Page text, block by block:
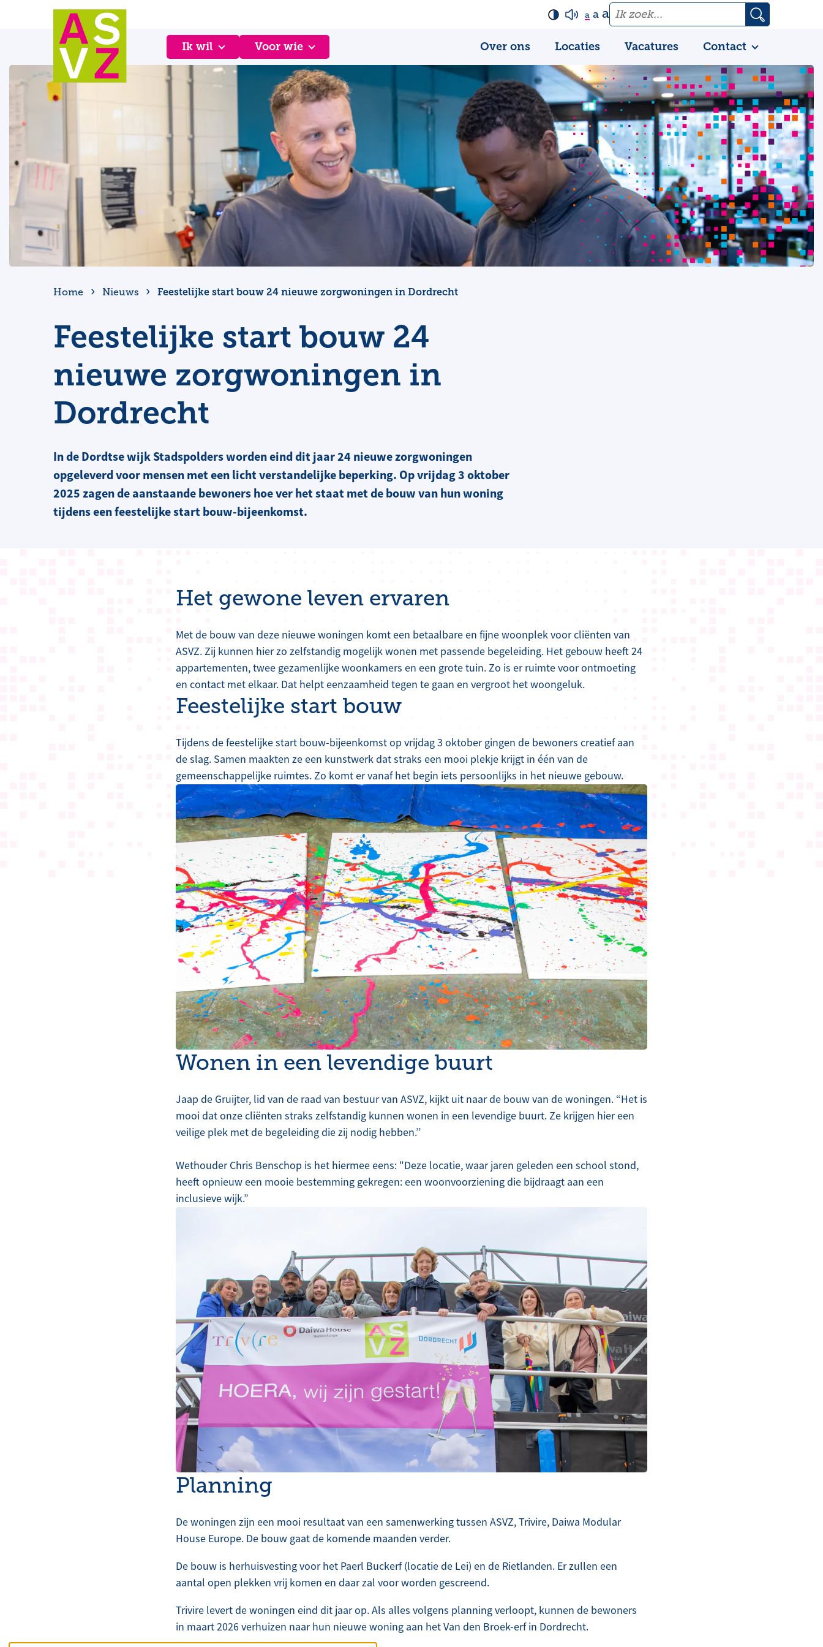
a a a
Ik wil Voor wie Over ons Locaties Vacatures Contact
Home Nieuws Feestelijke start bouw 24 nieuwe zorgwoningen in Dordrecht
Feestelijke start bouw 24
nieuwe zorgwoningen in
Dordrecht
In de Dordtse wijk Stadspolders worden eind dit jaar 24 nieuwe zorgwoningen
opgeleverd voor mensen met een licht verstandelijke beperking. Op vrijdag 3 oktober
2025 zagen de aanstaande bewoners hoe ver het staat met de bouw van hun woning
tijdens een feestelijke start bouw-bijeenkomst.
Het gewone leven ervaren
Met de bouw van deze nieuwe woningen komt een betaalbare en fijne woonplek voor cliënten van
ASVZ. Zij kunnen hier zo zelfstandig mogelijk wonen met passende begeleiding. Het gebouw heeft 24
appartementen, twee gezamenlijke woonkamers en een grote tuin. Zo is er ruimte voor ontmoeting
en contact met elkaar. Dat helpt eenzaamheid tegen te gaan en vergroot het woongeluk.
Feestelijke start bouw
Tijdens de feestelijke start bouw-bijeenkomst op vrijdag 3 oktober gingen de bewoners creatief aan
de slag. Samen maakten ze een kunstwerk dat straks een mooi plekje krijgt in één van de
gemeenschappelijke ruimtes. Zo komt er vanaf het begin iets persoonlijks in het nieuwe gebouw.
Wonen in een levendige buurt
Jaap de Gruijter, lid van de raad van bestuur van ASVZ, kijkt uit naar de bouw van de woningen. “Het is
mooi dat onze cliënten straks zelfstandig kunnen wonen in een levendige buurt. Ze krijgen hier een
veilige plek met de begeleiding die zij nodig hebben.’’
Wethouder Chris Benschop is het hiermee eens: "Deze locatie, waar jaren geleden een school stond,
heeft opnieuw een mooie bestemming gekregen: een woonvoorziening die bijdraagt aan een
inclusieve wijk.”
Planning
De woningen zijn een mooi resultaat van een samenwerking tussen ASVZ, Trivire, Daiwa Modular
House Europe. De bouw gaat de komende maanden verder.
De bouw is herhuisvesting voor het Paerl Buckerf (locatie de Lei) en de Rietlanden. Er zullen een
aantal open plekken vrij komen en daar zal voor worden gescreend.
Trivire levert de woningen eind dit jaar op. Als alles volgens planning verloopt, kunnen de bewoners
in maart 2026 verhuizen naar hun nieuwe woning aan het Van den Broek-erf in Dordrecht.